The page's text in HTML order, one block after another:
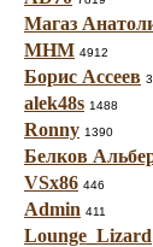
Магаз
МНМ 4912
Борис Ассеев
alek48s 1488
Ronny 1390
Белков
VSx86 446
Admin 411
Lounge_Lizard